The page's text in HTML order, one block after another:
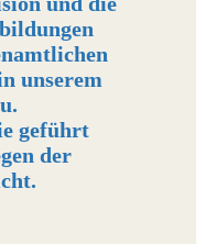
unserem
geführt
der